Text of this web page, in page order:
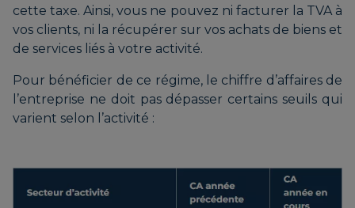
cette taxe. Ainsi, vous ne pouvez ni facturer la TVA à
vos clients, ni la récupérer sur vos achats de biens et
de services liés à votre activité.
Pour bénéficier de ce régime, le chiffre d’affaires de
l’entreprise ne doit pas dépasser certains seuils qui
varient selon l’activité :